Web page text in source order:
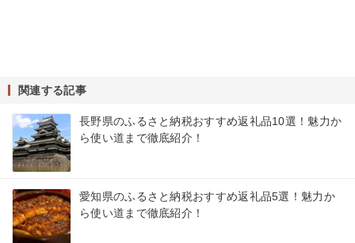
関連する記事
長野県のふるさと納税おすすめ返礼品10選！魅力か
ら使い道まで徹底紹介！
愛知県のふるさと納税おすすめ返礼品5選！魅力か
ら使い道まで徹底紹介！